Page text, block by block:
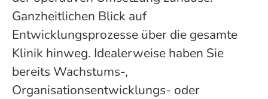
Ganzheitlichen Blick auf
Entwicklungsprozesse über die gesamte
Klinik hinweg. Idealerweise haben Sie
bereits Wachstums-,
Organisationsentwicklungs- oder